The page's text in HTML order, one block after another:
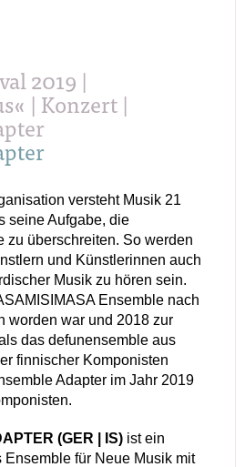
2019 |
| Konzert |
versteht Musik 21
seine Aufgabe, die
zu überschreiten. So werden
und Künstlerinnen auch
Musik zu hören sein.
Ensemble nach
worden war und 2018 zur
das defunensemble aus
finnischer Komponisten
Adapter im Jahr 2019
(GER | IS) ist ein
für Neue Musik mit